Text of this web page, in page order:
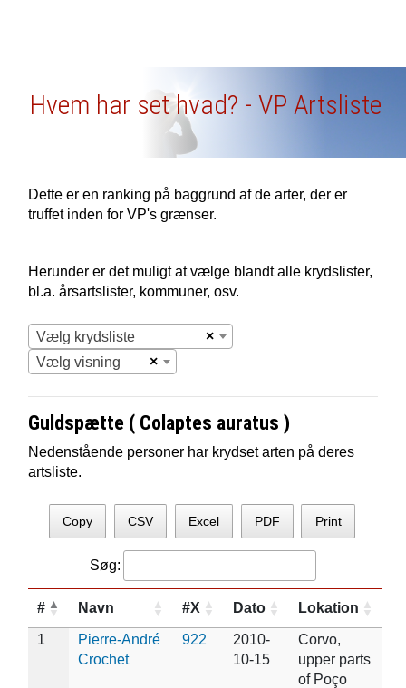
Hvem har set hvad? - VP Artsliste
Dette er en ranking på baggrund af de arter, der er
truffet inden for VP's grænser.
Herunder er det muligt at vælge blandt alle krydslister,
bl.a. årsartslister, kommuner, osv.
×
Vælg krydsliste
×
Vælg visning
Guldspætte ( Colaptes auratus )
Nedenstående personer har krydset arten på deres
artsliste.
Copy CSV Excel PDF Print
Søg:
# Navn #X Dato Lokation
1
Pierre-André
Crochet
922
2010-
10-15
Corvo,
upper parts
of Poço